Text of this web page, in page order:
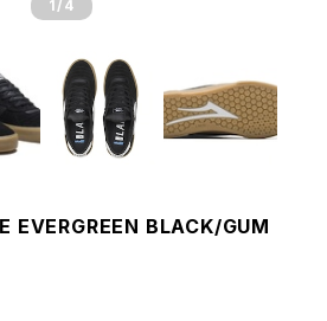
1 /4
EVERGREEN BLACK/GUM